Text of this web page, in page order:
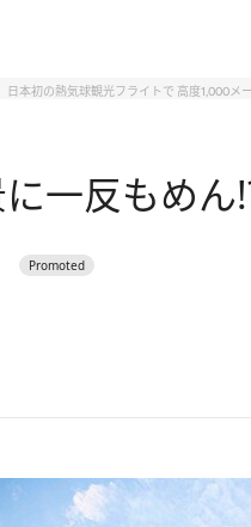
日本初の熱気球観光フライトで 高度1,000メ
に一反もめ